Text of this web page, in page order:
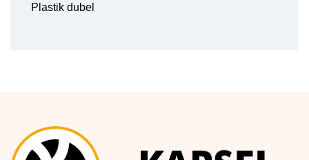
Plastik dubel